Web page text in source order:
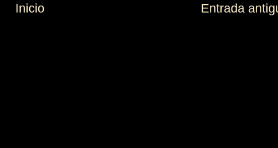
Entrada
Inicio